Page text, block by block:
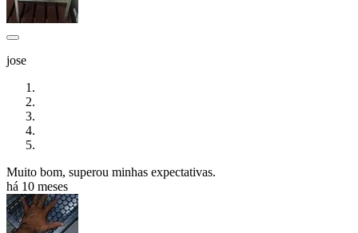
jose
Muito bom, superou minhas expectativas.
há 10 meses